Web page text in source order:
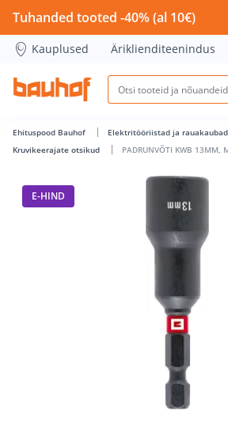
PADRUNVÕTI KWB 13MM,
Tuhanded tooted -40% (al 10€)
Kauplused Äriklienditeenindus
Ehituspood Bauhof Elektritööriistad ja rauakaubad
Kruvikeerajate otsikud
PADRUNVÕTI KWB 13MM,
E-HIND